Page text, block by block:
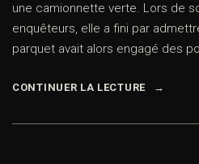
une camionnette verte. Lors de
enquêteurs, elle a fini par
parquet avait alors engagé des
CONTINUER LA LECTURE